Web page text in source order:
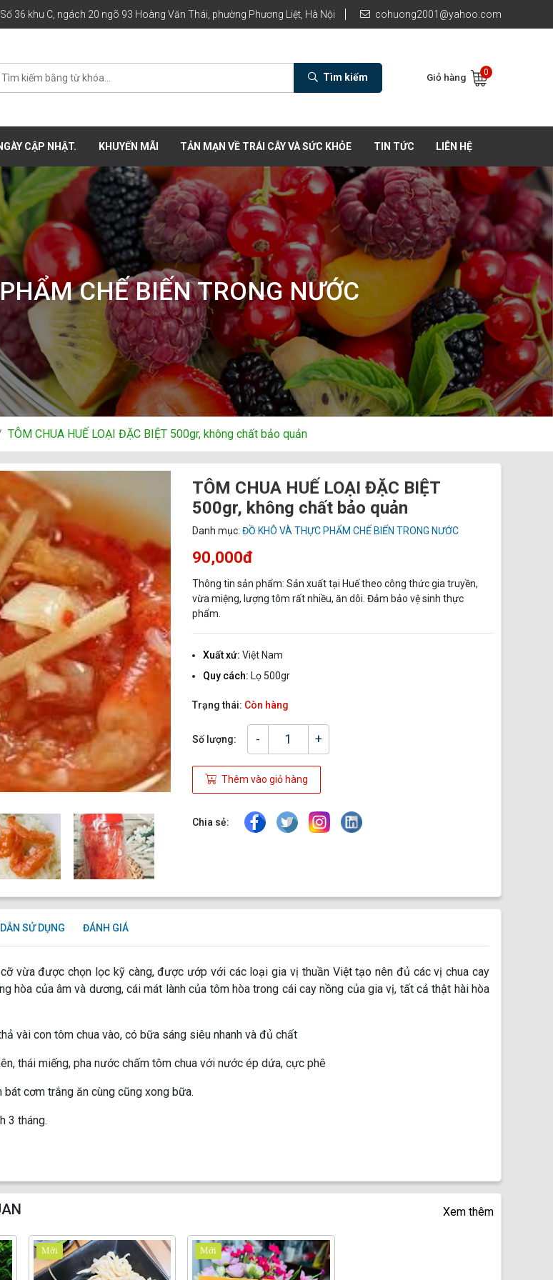
Số 36 khu C, ngách 20 ngõ 93 Hoàng Văn Thái, phường Phương Liệt, Hà Nội cohuong2001@yahoo.com
Tìm kiếm Giỏ hàng 0
CẬP NHẬT. KHUYẾN MÃI TẢN MẠN VỀ TRÁI CÂY VÀ SỨC KHỎE TIN TỨC LIÊN HỆ
CHẾ BIẾN TRONG NƯỚC
TÔM CHUA HUẾ LOẠI ĐẶC BIỆT 500gr, không chất bảo quản
TÔM CHUA HUẾ LOẠI ĐẶC BIỆT
500gr, không chất bảo quản
Danh mục: ĐỒ KHÔ VÀ THỰC PHẨM CHẾ BIẾN TRONG NƯỚC
90,000đ
Thông tin sản phẩm: Sản xuất tại Huế theo công thức gia truyền,
vừa miệng, lượng tôm rất nhiều, ăn dôi. Đảm bảo vệ sinh thực
phẩm.
Xuất xứ: Việt Nam
Quy cách: Lọ 500gr
Trạng thái: Còn hàng
Số lượng: - +
Thêm vào giỏ hàng
Chia sẻ:
SỬ DỤNG ĐÁNH GIÁ
vừa được chọn lọc kỹ càng, được ướp với các loại gia vị thuần Việt tạo nên đủ các vị chua cay
hòa của âm và dương, cái mát lành của tôm hòa trong cái cay nồng của gia vị, tất cả thật hài hòa
vài con tôm chua vào, có bữa sáng siêu nhanh và đủ chất
thái miếng, pha nước chấm tôm chua với nước ép dứa, cực phê
cơm trắng ăn cùng cũng xong bữa.
3 tháng.
Xem thêm
Mới Mới